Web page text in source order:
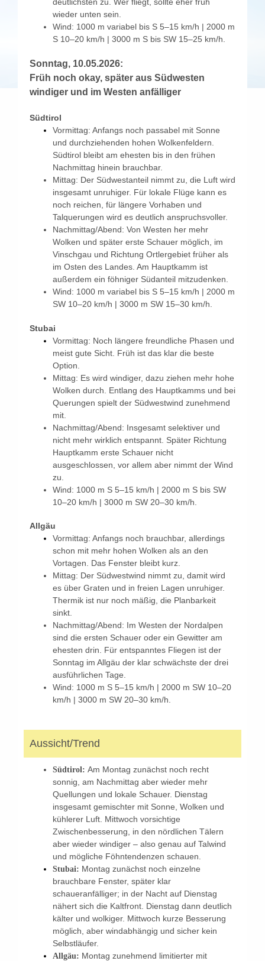
wieder unten sein.
Wind: 1000 m variabel bis S 5–15 km/h | 2000 m
S 10–20 km/h | 3000 m S bis SW 15–25 km/h.
Sonntag, 10.05.2026:
Früh noch okay, später aus Südwesten
windiger und im Westen anfälliger
Südtirol
Vormittag: Anfangs noch passabel mit Sonne
und durchziehenden hohen Wolkenfeldern.
Südtirol bleibt am ehesten bis in den frühen
Nachmittag hinein brauchbar.
Mittag: Der Südwestanteil nimmt zu, die Luft wird
insgesamt unruhiger. Für lokale Flüge kann es
noch reichen, für längere Vorhaben und
Talquerungen wird es deutlich anspruchsvoller.
Nachmittag/Abend: Von Westen her mehr
Wolken und später erste Schauer möglich, im
Vinschgau und Richtung Ortlergebiet früher als
im Osten des Landes. Am Hauptkamm ist
außerdem ein föhniger Südanteil mitzudenken.
Wind: 1000 m variabel bis S 5–15 km/h | 2000 m
SW 10–20 km/h | 3000 m SW 15–30 km/h.
Stubai
Vormittag: Noch längere freundliche Phasen und
meist gute Sicht. Früh ist das klar die beste
Option.
Mittag: Es wird windiger, dazu ziehen mehr hohe
Wolken durch. Entlang des Hauptkamms und bei
Querungen spielt der Südwestwind zunehmend
mit.
Nachmittag/Abend: Insgesamt selektiver und
nicht mehr wirklich entspannt. Später Richtung
Hauptkamm erste Schauer nicht
ausgeschlossen, vor allem aber nimmt der Wind
zu.
Wind: 1000 m S 5–15 km/h | 2000 m S bis SW
10–20 km/h | 3000 m SW 20–30 km/h.
Allgäu
Vormittag: Anfangs noch brauchbar, allerdings
schon mit mehr hohen Wolken als an den
Vortagen. Das Fenster bleibt kurz.
Mittag: Der Südwestwind nimmt zu, damit wird
es über Graten und in freien Lagen unruhiger.
Thermik ist nur noch mäßig, die Planbarkeit
sinkt.
Nachmittag/Abend: Im Westen der Nordalpen
sind die ersten Schauer oder ein Gewitter am
ehesten drin. Für entspanntes Fliegen ist der
Sonntag im Allgäu der klar schwächste der drei
ausführlichen Tage.
Wind: 1000 m S 5–15 km/h | 2000 m SW 10–20
km/h | 3000 m SW 20–30 km/h.
Aussicht/Trend
Südtirol: Am Montag zunächst noch recht
sonnig, am Nachmittag aber wieder mehr
Quellungen und lokale Schauer. Dienstag
insgesamt gemischter mit Sonne, Wolken und
kühlerer Luft. Mittwoch vorsichtige
Zwischenbesserung, in den nördlichen Tälern
aber wieder windiger – also genau auf Talwind
und mögliche Föhntendenzen schauen.
Stubai: Montag zunächst noch einzelne
brauchbare Fenster, später klar
schaueranfälliger; in der Nacht auf Dienstag
nähert sich die Kaltfront. Dienstag dann deutlich
kälter und wolkiger. Mittwoch kurze Besserung
möglich, aber windabhängig und sicher kein
Selbstläufer.
Allgäu: Montag zunehmend limitierter mit